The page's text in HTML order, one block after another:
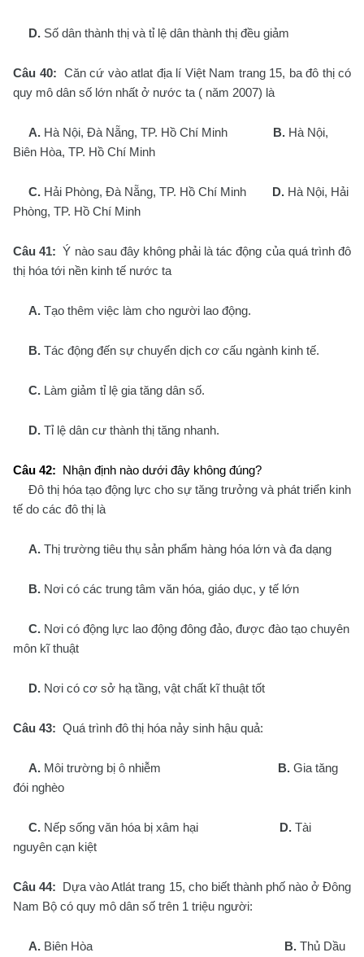
D. Số dân thành thị và tỉ lệ dân thành thị đều giảm
Câu 40: Căn cứ vào atlat địa lí Việt Nam trang 15, ba đô thị có
quy mô dân số lớn nhất ở nước ta ( năm 2007) là
A. Hà Nội, Đà Nẵng, TP. Hồ Chí Minh B. Hà Nội,
Biên Hòa, TP. Hồ Chí Minh
C. Hải Phòng, Đà Nẵng, TP. Hồ Chí Minh D. Hà Nội, Hải
Phòng, TP. Hồ Chí Minh
Câu 41: Ý nào sau đây không phải là tác động của quá trình đô
thị hóa tới nền kinh tế nước ta
A. Tạo thêm việc làm cho người lao động.
B. Tác động đến sự chuyển dịch cơ cấu ngành kinh tế.
C. Làm giảm tỉ lệ gia tăng dân số.
D. Tỉ lệ dân cư thành thị tăng nhanh.
Câu 42: Nhận định nào dưới đây không đúng?
Đô thị hóa tạo động lực cho sự tăng trưởng và phát triển kinh
tế do các đô thị là
A. Thị trường tiêu thụ sản phẩm hàng hóa lớn và đa dạng
B. Nơi có các trung tâm văn hóa, giáo dục, y tế lớn
C. Nơi có động lực lao động đông đảo, được đào tạo chuyên
môn kĩ thuật
D. Nơi có cơ sở hạ tầng, vật chất kĩ thuật tốt
Câu 43: Quá trình đô thị hóa nảy sinh hậu quả:
A. Môi trường bị ô nhiễm B. Gia tăng
đói nghèo
C. Nếp sống văn hóa bị xâm hại D. Tài
nguyên cạn kiệt
Câu 44: Dựa vào Atlát trang 15, cho biết thành phố nào ở Đông
Nam Bộ có quy mô dân số trên 1 triệu người:
A. Biên Hòa B. Thủ Dầu